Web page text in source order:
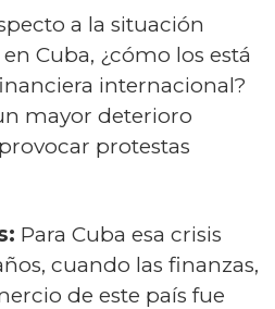
a la situación
Cuba, ¿cómo los está
internacional?
mayor deterioro
protestas
Para Cuba esa crisis
cuando las finanzas,
de este país fue